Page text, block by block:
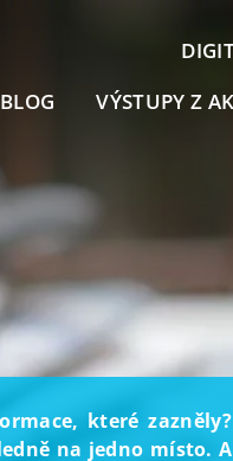
BLOG VÝSTUPY Z
které
na jedno místo.